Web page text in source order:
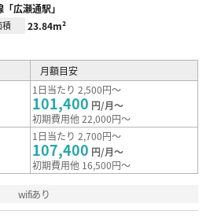
広瀬通駅」
積 23.84m²
月額目安
1日当たり 2,500円～
101,400 円/月～
初期費用他 22,000円～
1日当たり 2,700円～
107,400 円/月～
初期費用他 16,500円～
wifiあり